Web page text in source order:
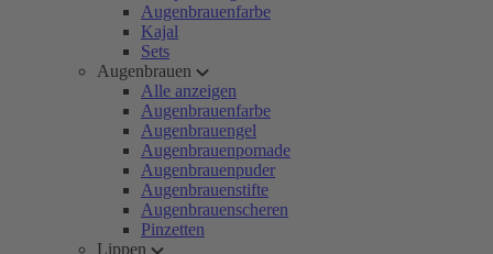
Augenbrauenfarbe
Kajal
Sets
Augenbrauen
Alle anzeigen
Augenbrauenfarbe
Augenbrauengel
Augenbrauenpomade
Augenbrauenpuder
Augenbrauenstifte
Augenbrauenscheren
Pinzetten
Lippen